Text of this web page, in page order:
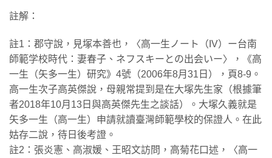
註解：
註1：郡守說，見塚本善也，〈高一生ノート（IV）ー台南
師範学校時代：妻春子、ネフスキーとの出会いー〉，《高
一生（矢多一生）研究》4號（2006年8月31日），頁8-9。
高一生次子高英傑說，母親常提到是在大塚先生家（根據筆
者2018年10月13日與高英傑先生之談話）。大塚久義就是
矢多一生（高一生）申請就讀臺灣師範學校的保證人。在此
姑存二說，待日後考證。
註2：張炎憲、高淑媛、王昭文訪問，高菊花口述，〈高一